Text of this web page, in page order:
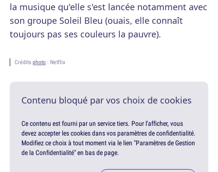
la musique qu'elle s'est lancée notamment avec
son groupe Soleil Bleu (ouais, elle connaît
toujours pas ses couleurs la pauvre).
Crédits photo : Netflix
Contenu bloqué par vos choix de cookies
Ce contenu est fourni par un service tiers. Pour l'afficher, vous
devez accepter les cookies dans vos paramètres de confidentialité.
Modifiez ce choix à tout moment via le lien "Paramètres de Gestion
de la Confidentialité" en bas de page.